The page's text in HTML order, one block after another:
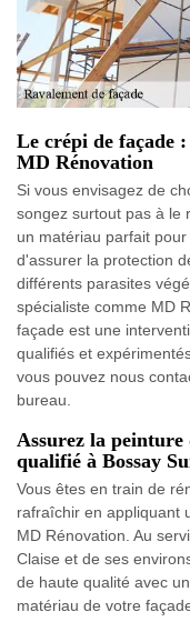
Le crépi de façade
MD Rénovation
Si vous envisagez de
songez surtout pas à le
un matériau parfait
d'assurer la protection
différents parasites
spécialiste comme MD
façade est une
qualifiés et
vous pouvez nous
bureau.
Assurez la peinture
qualifié à Bossay
Vous êtes en train de
rafraîchir en appliquant
MD Rénovation. Au
Claise et de ses
de haute qualité avec
matériau de votre